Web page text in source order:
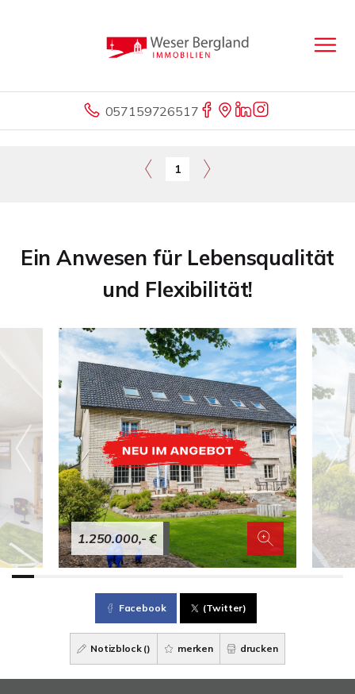
057159726517
1
Ein Anwesen für Lebensqualität
und Flexibilität!
1.250.000,- €
Facebook (Twitter)
Notizblock () merken drucken